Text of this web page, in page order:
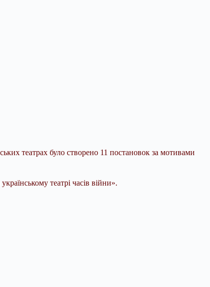
театрах було створено 11 постановок за мотивами
театрі часів війни».